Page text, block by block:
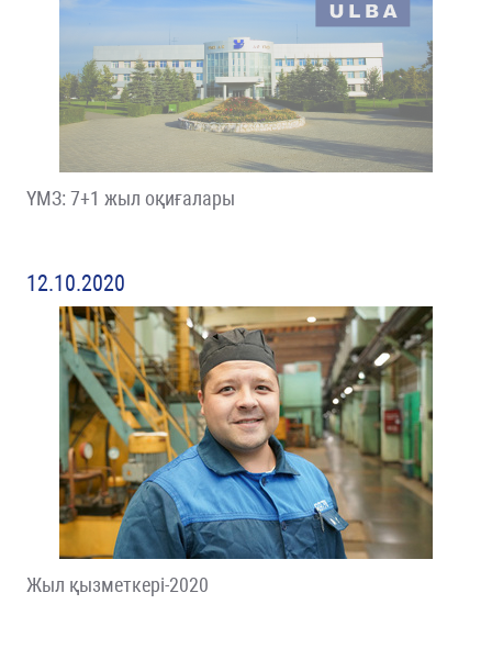
ҮМЗ: 7+1 жыл оқиғалары
12.10.2020
Жыл қызметкері-2020